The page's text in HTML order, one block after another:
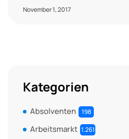
November 1, 2017
Kategorien
Absolventen 198
Arbeitsmarkt 1.261